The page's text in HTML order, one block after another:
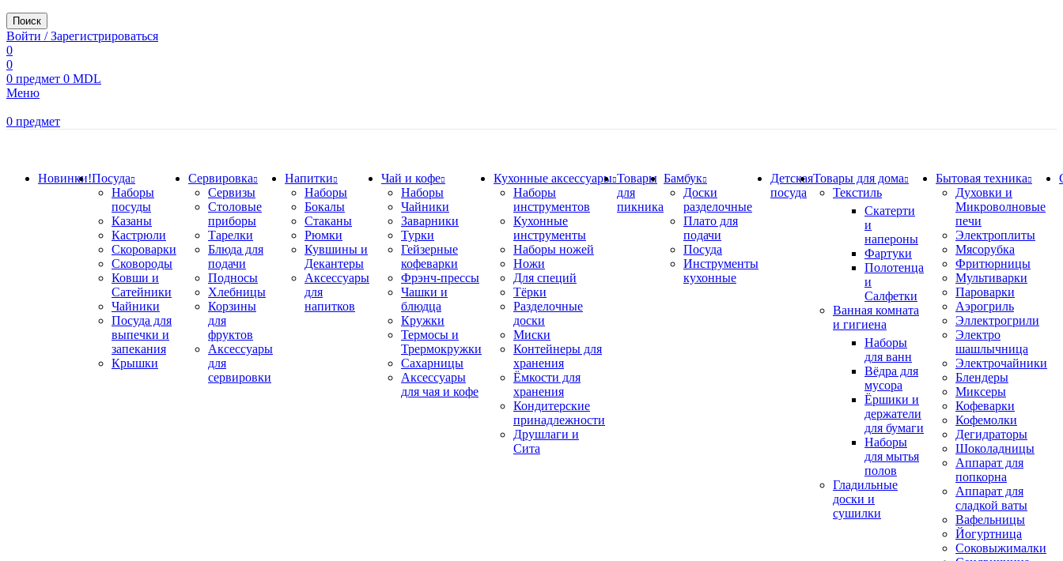
Поиск
Войти / Зарегистрироваться
0
0
0 предмет 0 MDL
Меню
0 предмет
Новинки!Посуда
Наборы
посуды
Казаны
Кастрюли
Скороварки
Сковороды
Ковши и
Сатейники
Чайники
Посуда для
выпечки и
запекания
Крышки
Сервировка
Сервизы
Столовые
приборы
Тарелки
Блюда для
подачи
Подносы
Хлебницы
Корзины
для
фруктов
Аксессуары
для
сервировки
Напитки
Наборы
Бокалы
Стаканы
Рюмки
Кувшины и
Декантеры
Аксессуары
для
напитков
Чай и кофе
Наборы
Чайники
Заварники
Турки
Гейзерные
кофеварки
Фрэнч-прессы
Чашки и
блюдца
Кружки
Термосы и
Трермокружки
Сахарницы
Аксессуары
для чая и кофе
Кухонные аксессуары
Наборы
инструментов
Кухонные
инструменты
Наборы ножей
Ножи
Для специй
Тёрки
Разделочные
доски
Миски
Контейнеры для
хранения
Ёмкости для
хранения
Кондитерские
принадлежности
Друшлаги и
Сита
Товары
для
пикника
Бамбук
Доски
разделочные
Плато для
подачи
Посуда
Инструменты
кухонные
Детская
посуда
Товары для дома
Текстиль
Скатерти
и
напероны
Фартуки
Полотенца
и
Салфетки
Ванная комната
и гигиена
Наборы
для ванн
Вёдра для
мусора
Ёршики и
держатели
для бумаги
Наборы
для мытья
полов
Гладильные
доски и
сушилки
Бытовая техника
Духовки и
Микроволновые
печи
Электроплиты
Мясорубка
Фритюрницы
Мультиварки
Пароварки
Аэрогриль
Эллектрогрили
Электро
шашлычница
Электрочайники
Блендеры
Миксеры
Кофеварки
Кофемолки
Дегидраторы
Шоколадницы
Аппарат для
попкорна
Аппарат для
сладкой ваты
Вафельницы
Йогуртница
Соковыжималки